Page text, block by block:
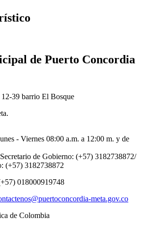
de Puerto Concordia
39 barrio El Bosque
- Viernes 08:00 a.m. a 12:00 m. y de
de Gobierno: (+57) 3182738872/
(+57) 3182738872
018000919748
meta.gov.co